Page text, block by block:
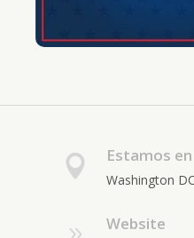
Estamos en
Washington
Website